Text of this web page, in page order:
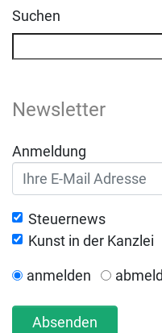
Suchen
Newsletter
Anmeldung
Steuernews
Kunst in der Kanzlei
anmelden
Absenden